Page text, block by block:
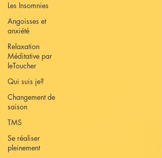
Les Insomnies
Angoisses et
anxiété
Relaxation
Méditative par
leToucher
Qui suis je?
Changement de
saison
TMS
Se réaliser
pleinement